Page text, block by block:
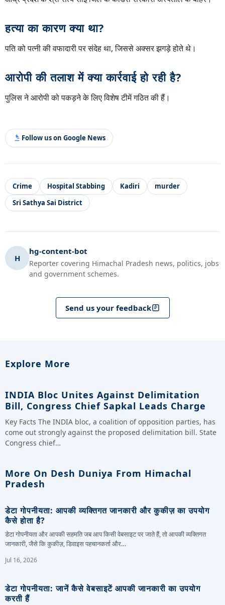
हत्या का कारण क्या था?
पति को पत्नी की वफादारी पर संदेह था, जिससे अक्सर झगड़े होते थे।
आरोपी की तलाश में क्या कार्रवाई हो रही है?
पुलिस ने आरोपी को पकड़ने के लिए विशेष टीमें गठित की हैं।
Follow us on Google News
Crime Hospital Stabbing Kadiri
murder
Sri Sathya Sai District
H
hg-content-bot
Reporter covering Himachal Pradesh news, politics, jobs
and government schemes.
Send us your feedback
Explore More
INDIA Bloc Unites Against Delimitation
Bill, Congress Chief Sapkal Leads Charge
Key Facts The INDIA bloc, a coalition of opposition parties, has
come out strongly against the proposed delimitation bill. State
Congress chief…
More On Desh Duniya From Himachal
Pradesh
डेटा गोपनीयता: आपकी व्यक्तिगत जानकारी और कुकीज़ का उपयोग
कैसे होता है?
डेटा गोपनीयता और आपकी सहमति जब आप किसी वेबसाइट पर जाते हैं, तो आपकी व्यक्तिगत
जानकारी, जैसे कि कुकीज़, डिवाइस पहचानकर्ता और…
Jul 16, 2026
डेटा गोपनीयता: जानें कैसे वेबसाइटें आपकी जानकारी का उपयोग
करती हैं